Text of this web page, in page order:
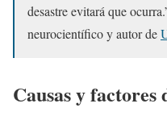
desastre evitará que
neurocientífico y autor de
Causas y factores